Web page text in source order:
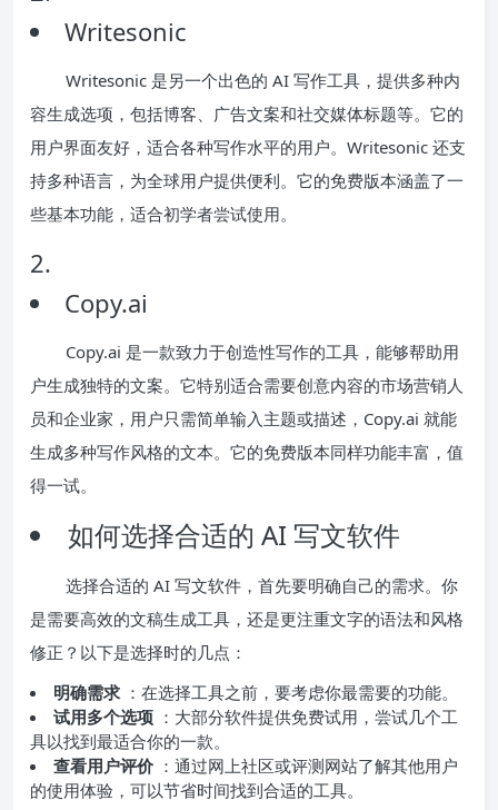
Writesonic
Writesonic 是另一个出色的 AI 写作工具，提供多种内
容生成选项，包括博客、广告文案和社交媒体标题等。它的
用户界面友好，适合各种写作水平的用户。Writesonic 还支
持多种语言，为全球用户提供便利。它的免费版本涵盖了一
些基本功能，适合初学者尝试使用。
2.
Copy.ai
Copy.ai 是一款致力于创造性写作的工具，能够帮助用
户生成独特的文案。它特别适合需要创意内容的市场营销人
员和企业家，用户只需简单输入主题或描述，Copy.ai 就能
生成多种写作风格的文本。它的免费版本同样功能丰富，值
得一试。
如何选择合适的 AI 写文软件
选择合适的 AI 写文软件，首先要明确自己的需求。你
是需要高效的文稿生成工具，还是更注重文字的语法和风格
修正？以下是选择时的几点：
明确需求 ：在选择工具之前，要考虑你最需要的功能。
试用多个选项 ：大部分软件提供免费试用，尝试几个工
具以找到最适合你的一款。
查看用户评价 ：通过网上社区或评测网站了解其他用户
的使用体验，可以节省时间找到合适的工具。